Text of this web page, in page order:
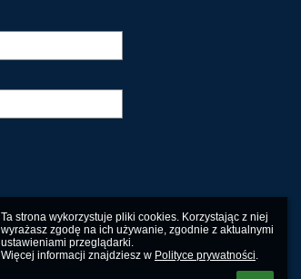
Ta strona wykorzystuje pliki cookies. Korzystając z niej
wyrażasz zgodę na ich używanie, zgodnie z aktualnymi
ustawieniami przeglądarki.
Więcej informacji znajdziesz w Polityce prywatności.